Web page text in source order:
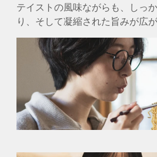
テイストの風味ながらも、しっ
り、そして凝縮された旨みが広